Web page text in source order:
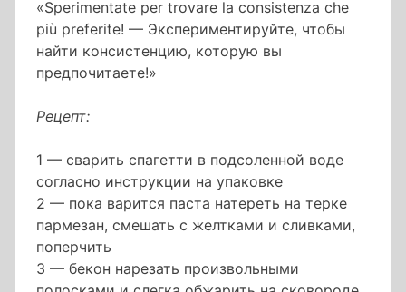
«Sperimentate per trovare la consistenza che
più preferite! — Экспериментируйте, чтобы
найти консистенцию, которую вы
предпочитаете!»
Рецепт:
1 — сварить спагетти в подсоленной воде
согласно инструкции на упаковке
2 — пока варится паста натереть на терке
пармезан, смешать с желтками и сливками,
поперчить
3 — бекон нарезать произвольными